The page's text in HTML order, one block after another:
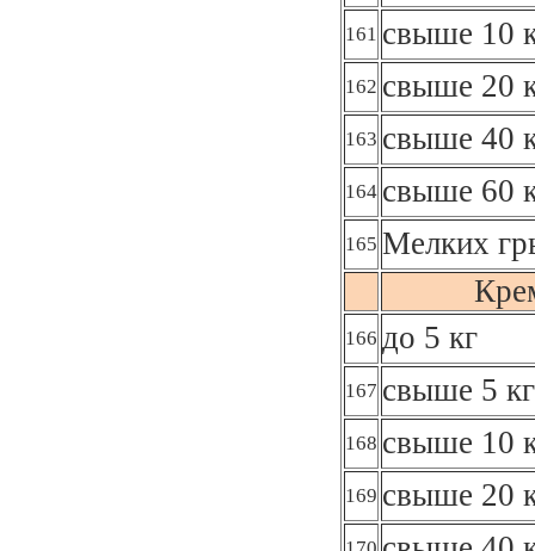
161 свыше 10
162 свыше 20
163 свыше 40
164 свыше 60
165 Мелких
166 до 5 кг
167 свыше 5
168 свыше 10
169 свыше 20